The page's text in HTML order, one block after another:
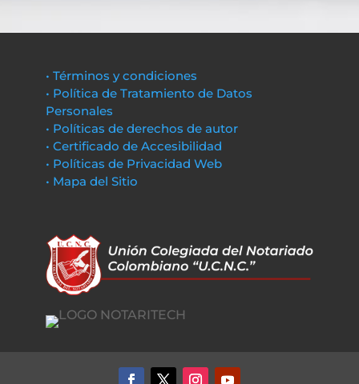
• Términos y condiciones
• Política de Tratamiento de Datos
Personales
• Políticas de derechos de autor
• Certificado de Accesibilidad
• Políticas de Privacidad Web
• Mapa del Sitio